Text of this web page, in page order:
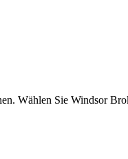
Wählen Sie Windsor